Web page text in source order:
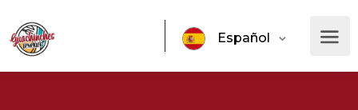
Español
Deutsch